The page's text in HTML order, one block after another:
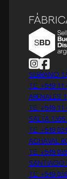
Follow us
Follow
SERRANO
TE: +549 11
ARENALES
TE: +549 11
SALTA
TE: +549
ACHAVAL
TE: +549
SANTIAGO
TE: +549